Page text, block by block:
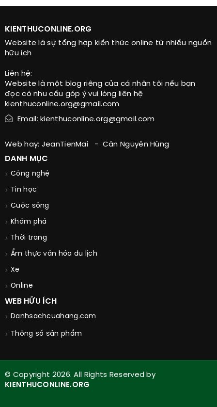
KIENTHUCONLINE.ORG
Website là sự tổng hợp kiến thức online từ nhiều nguồn
hữu ích
Liên hệ:
Website là một blog riêng của cá nhân tôi nếu bạn
đọc có nhu cầu góp ý vui lòng liên hệ
kienthuconline.org@gmail.com
Email: kienthuconline.org@gmail.com
Web hay: JeanTienMai - Cân Nguyên Hùng
DANH MỤC
Công nghệ
Tin học
Cuộc sống
Khám phá
Thời trang
Ẩm thực văn hóa du lịch
Xe
Online
WEB HỮU ÍCH
Danhsachcuahang.com
Thông số sản phẩm
© Copyright 2026. All Rights Reserved by
KIENTHUCONLINE.ORG